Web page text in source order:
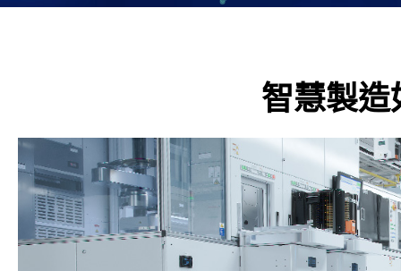
智慧製造